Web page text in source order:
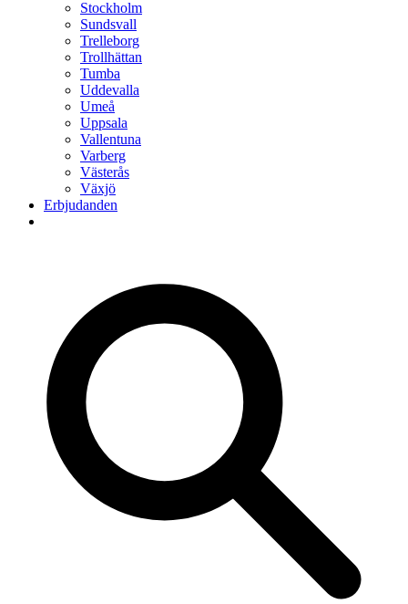
Stockholm
Sundsvall
Trelleborg
Trollhättan
Tumba
Uddevalla
Umeå
Uppsala
Vallentuna
Varberg
Västerås
Växjö
Erbjudanden